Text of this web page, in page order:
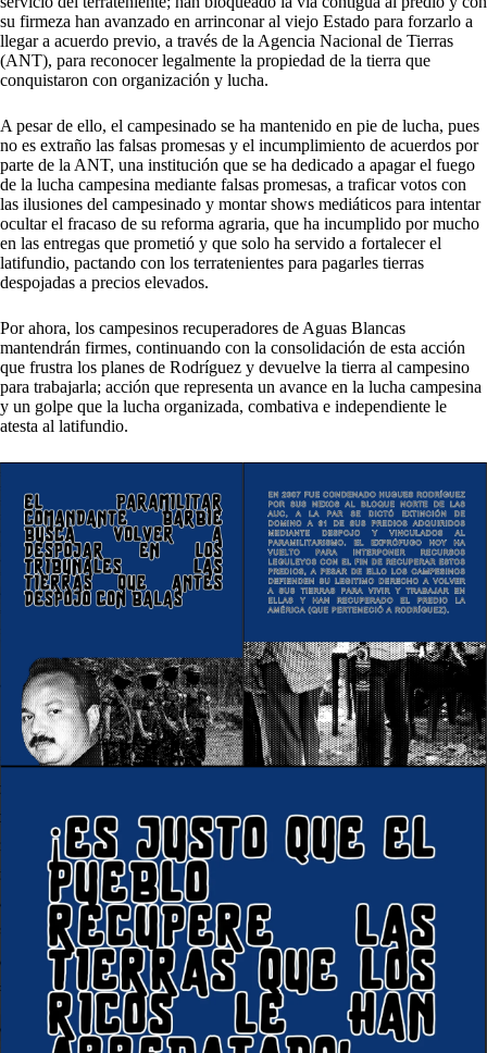
su firmeza han avanzado en arrinconar al viejo Estado para forzarlo a
llegar a acuerdo previo, a través de la Agencia Nacional de Tierras
(ANT), para reconocer legalmente la propiedad de la tierra que
conquistaron con organización y lucha.
A pesar de ello, el campesinado se ha mantenido en pie de lucha, pues
no es extraño las falsas promesas y el incumplimiento de acuerdos por
parte de la ANT, una institución que se ha dedicado a apagar el fuego
de la lucha campesina mediante falsas promesas, a traficar votos con
las ilusiones del campesinado y montar shows mediáticos para intentar
ocultar el fracaso de su reforma agraria, que ha incumplido por mucho
en las entregas que prometió y que solo ha servido a fortalecer el
latifundio, pactando con los terratenientes para pagarles tierras
despojadas a precios elevados.
Por ahora, los campesinos recuperadores de Aguas Blancas
mantendrán firmes, continuando con la consolidación de esta acción
que frustra los planes de Rodríguez y devuelve la tierra al campesino
para trabajarla; acción que representa un avance en la lucha campesina
y un golpe que la lucha organizada, combativa e independiente le
atesta al latifundio.